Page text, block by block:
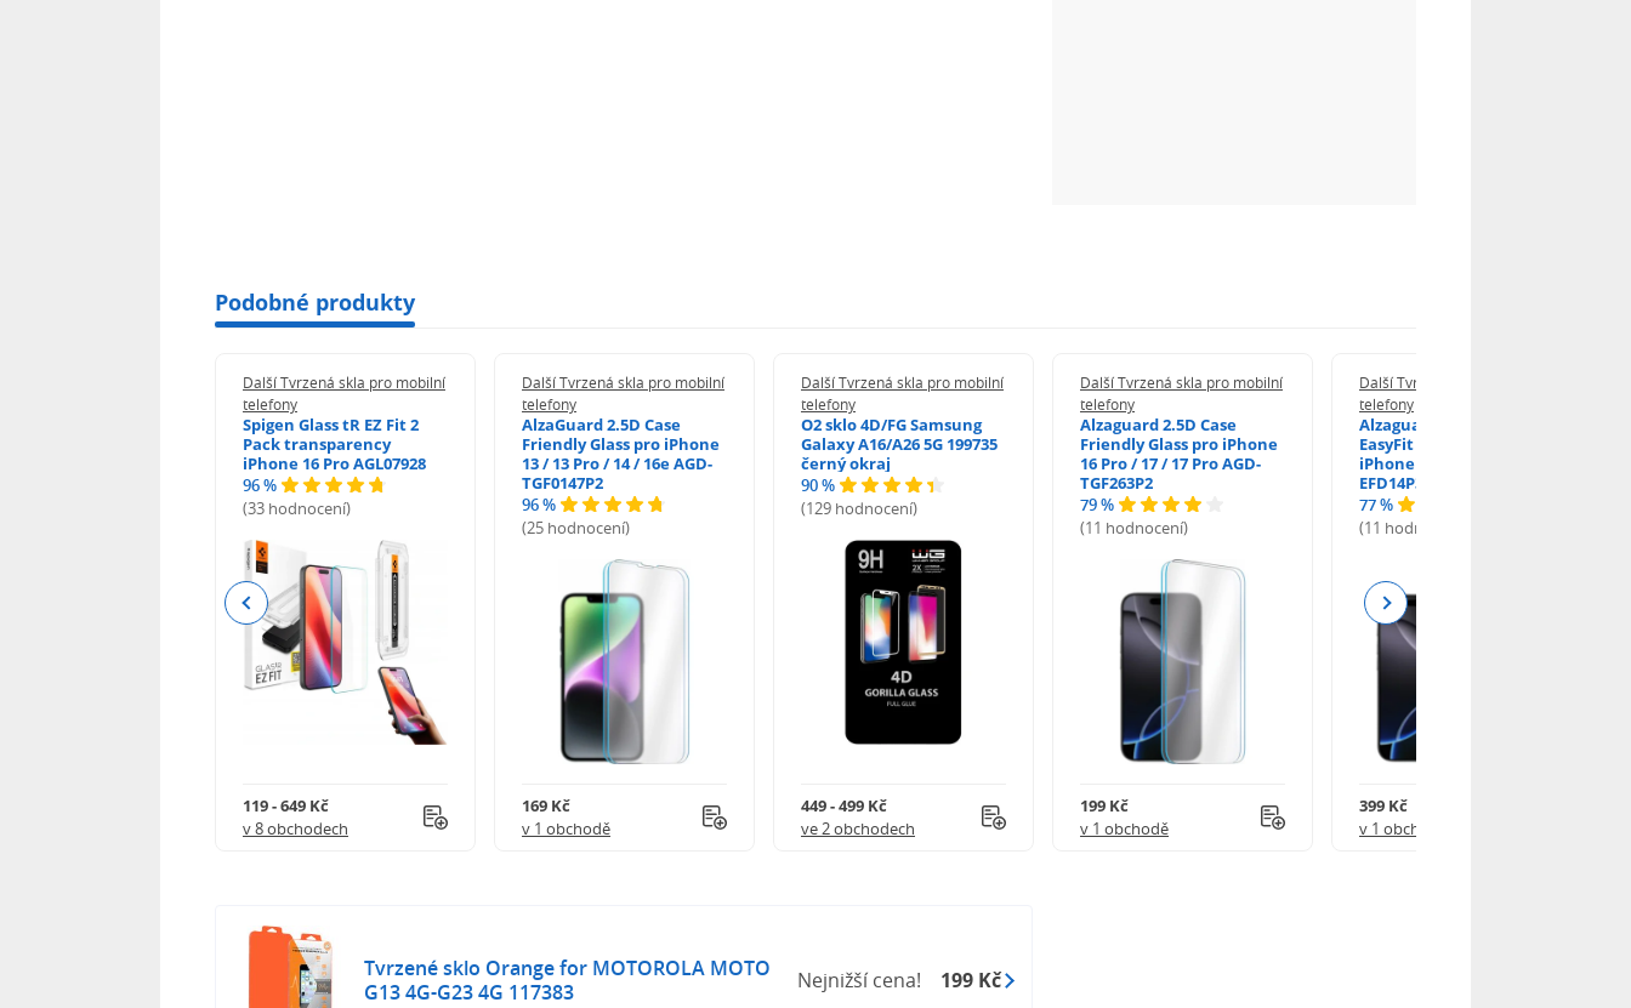
Podobné produkty
Další Tvrzená skla pro mobilní
telefony
Spigen Glass tR EZ Fit 2
Pack transparency
iPhone 16 Pro AGL07928
96 %
(33 hodnocení)
119 - 649 Kč
v 8 obchodech
Další Tvrzená skla pro mobilní
telefony
AlzaGuard 2.5D Case
Friendly Glass pro iPhone
13 / 13 Pro / 14 / 16e AGD-
TGF0147P2
96 %
(25 hodnocení)
169 Kč
v 1 obchodě
Další Tvrzená skla pro mobilní
telefony
O2 sklo 4D/FG Samsung
Galaxy A16/A26 5G 199735
černý okraj
90 %
(129 hodnocení)
449 - 499 Kč
ve 2 obchodech
Další Tvrzená skla pro mobilní
telefony
Alzaguard 2.5D Case
Friendly Glass pro iPhone
16 Pro / 17 / 17 Pro AGD-
TGF263P2
79 %
(11 hodnocení)
199 Kč
v 1 obchodě
Další Tvrzená skla pro mobilní
telefony
Alzaguard 2.5D Glass
EasyFit DustFree pro
iPhone 16 Pro / 17 AGD-
EFD14P3
77 %
(11 hodnocení)
399 Kč
v 1 obchodě
Previous Next
Tvrzené sklo Orange for MOTOROLA MOTO
G13 4G-G23 4G 117383
Nejnižší cena! 199 Kč